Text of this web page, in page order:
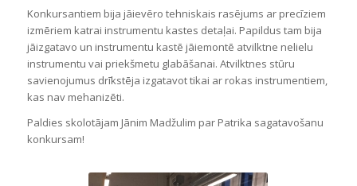
Konkursantiem bija jāievēro tehniskais rasējums ar precīziem
izmēriem katrai instrumentu kastes detaļai. Papildus tam bija
jāizgatavo un instrumentu kastē jāiemontē atvilktne nelielu
instrumentu vai priekšmetu glabāšanai. Atvilktnes stūru
savienojumus drīkstēja izgatavot tikai ar rokas instrumentiem,
kas nav mehanizēti.
Paldies skolotājam Jānim Madžulim par Patrika sagatavošanu
konkursam!